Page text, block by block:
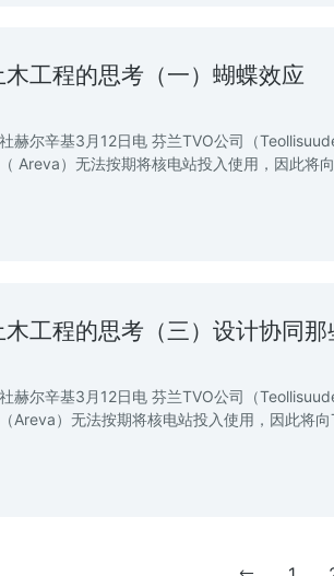
工程的思考（一）蝴蝶效应
赫尔辛基3月12日电 芬兰TVO公司（
Areva）无法按期将核电站投入使用，因此将
工程的思考（三）设计协同那
赫尔辛基3月12日电 芬兰TVO公司（
Areva）无法按期将核电站投入使用，因此将